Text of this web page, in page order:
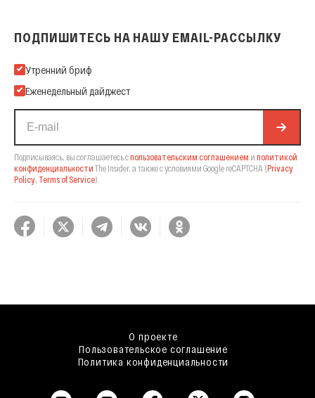
ПОДПИШИТЕСЬ НА НАШУ EMAIL-РАССЫЛКУ
Подпишитесь на нашу Email-рассылку
Утренний бриф
Еженедельный дайджест
Подписываясь, вы соглашаетесь спользовательским соглашением и политикой
конфиденциальности The Insider, а также с условиями Google reCAPTCHA (Privacy
Policy Terms of Service).
О проекте
Пользовательское соглашение
Политика конфиденциальности